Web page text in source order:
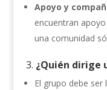
Apoyo y
encuentran
una comunidad
3. ¿Quién dirige
El grupo debe ser